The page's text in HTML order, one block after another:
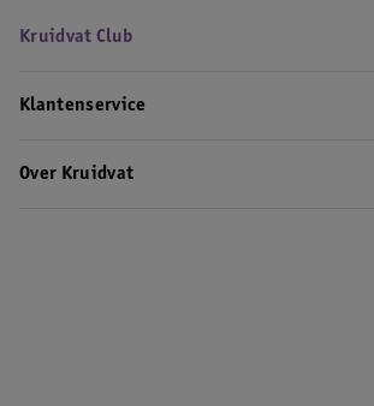
Kruidvat Club
Klantenservice
Over Kruidvat